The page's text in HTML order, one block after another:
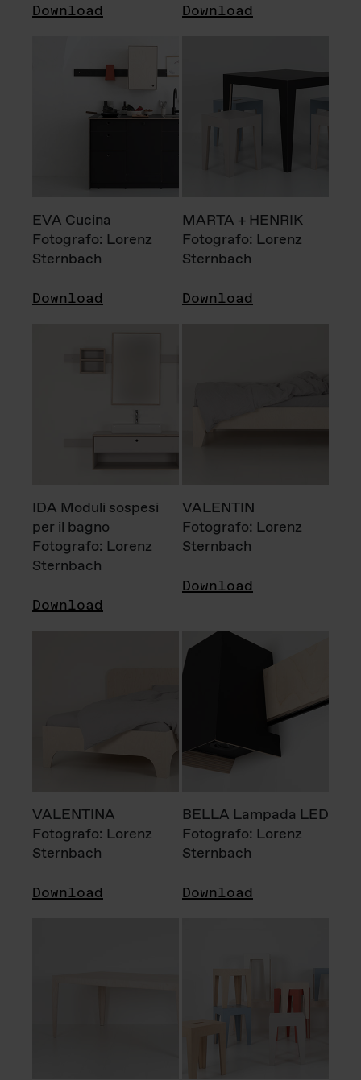
Download Download
EVA Cucina
Fotografo: Lorenz
Sternbach
Download
MARTA + HENRIK
Fotografo: Lorenz
Sternbach
Download
IDA Moduli sospesi
per il bagno
Fotografo: Lorenz
Sternbach
Download
VALENTIN
Fotografo: Lorenz
Sternbach
Download
VALENTINA
Fotografo: Lorenz
Sternbach
Download
BELLA Lampada LED
Fotografo: Lorenz
Sternbach
Download